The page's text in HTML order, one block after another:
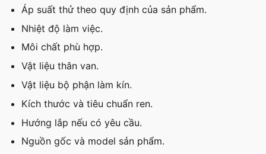
Áp suất thử theo quy định của sản phẩm.
Nhiệt độ làm việc.
Môi chất phù hợp.
Vật liệu thân van.
Vật liệu bộ phận làm kín.
Kích thước và tiêu chuẩn ren.
Hướng lắp nếu có yêu cầu.
Nguồn gốc và model sản phẩm.